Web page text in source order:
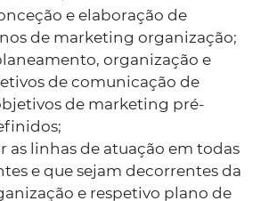
e elaboração de
de marketing organização;
organização e
de comunicação de
de marketing pré-
as linhas de atuação em todas
e que sejam decorrentes da
e respetivo plano de